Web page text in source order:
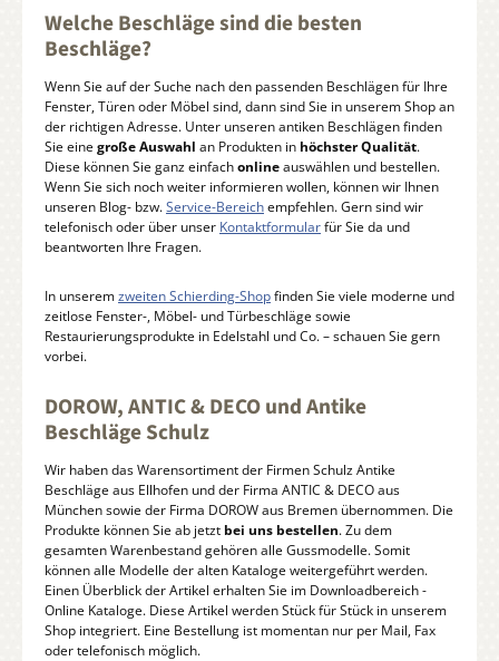
Welche Beschläge sind die besten
Beschläge?
Wenn Sie auf der Suche nach den passenden Beschlägen für Ihre
Fenster, Türen oder Möbel sind, dann sind Sie in unserem Shop an
der richtigen Adresse. Unter unseren antiken Beschlägen finden
Sie eine große Auswahl an Produkten in höchster Qualität.
Diese können Sie ganz einfachonlineauswählen und bestellen.
Wenn Sie sich noch weiter informieren wollen, können wir Ihnen
unseren Blog- bzw.Service-Bereichempfehlen. Gern sind wir
telefonisch oder über unser Kontaktformularfür Sie da und
beantworten Ihre Fragen.
In unseremzweiten Schierding-Shopfinden Sie viele moderne und
zeitlose Fenster-, Möbel- und Türbeschläge sowie
Restaurierungsprodukte in Edelstahl und Co. – schauen Sie gern
vorbei.
DOROW, ANTIC & DECO und Antike
Beschläge Schulz
Wir haben das Warensortiment der Firmen Schulz Antike
Beschläge aus Ellhofen und der Firma ANTIC & DECO aus
München sowie der Firma DOROW aus Bremen übernommen. Die
Produkte können Sie ab jetzt bei uns bestellen. Zu dem
gesamten Warenbestand gehören alle Gussmodelle. Somit
können alle Modelle der alten Kataloge weitergeführt werden.
Einen Überblick der Artikel erhalten Sie im Downloadbereich -
Online Kataloge. Diese Artikel werden Stück für Stück in unserem
Shop integriert. Eine Bestellung ist momentan nur per Mail, Fax
oder telefonisch möglich.